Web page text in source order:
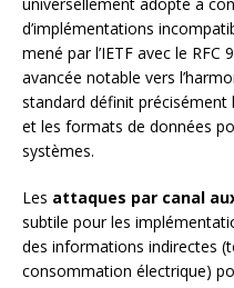
d’implémentations
mené par l’IETF avec le RFC
avancée notable vers
standard définit
et les formats de données
systèmes.
Les attaques par canal
subtile pour les
des informations indirectes
consommation électrique)